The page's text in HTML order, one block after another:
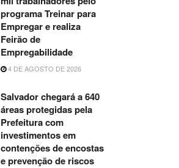
programa Treinar para
Empregar e realiza
Feirão de
Empregabilidade
4 DE AGOSTO DE 2026
Salvador chegará a 640
áreas protegidas pela
Prefeitura com
investimentos em
contenções de encostas
e prevenção de riscos